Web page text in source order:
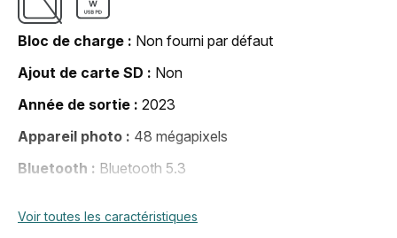
Bloc de charge
Non fourni par défaut
Ajout de carte SD
Non
Année de sortie
2023
Appareil photo
48 mégapixels
Bluetooth
Bluetooth 5.3
Voir toutes les caractéristiques